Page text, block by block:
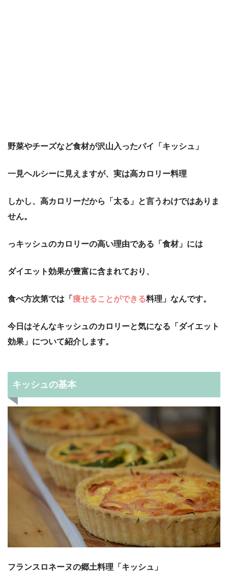
野菜やチーズなど食材が沢山入ったパイ「キッシュ」
一見ヘルシーに見えますが、実は高カロリー料理
しかし、高カロリーだから「太る」と言うわけではありま
せん。
っキッシュのカロリーの高い理由である「食材」には
ダイエット効果が豊富に含まれており、
食べ方次第では「 痩せることができる料理」なんです。
今日はそんなキッシュのカロリーと気になる「ダイエット
効果」について紹介します。
キッシュの基本
フランスロネーヌの郷土料理「キッシュ」